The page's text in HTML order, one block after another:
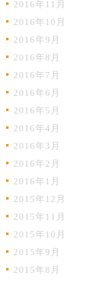
2016年11月
2016年10月
2016年9月
2016年8月
2016年7月
2016年6月
2016年5月
2016年4月
2016年3月
2016年2月
2016年1月
2015年12月
2015年11月
2015年10月
2015年9月
2015年8月